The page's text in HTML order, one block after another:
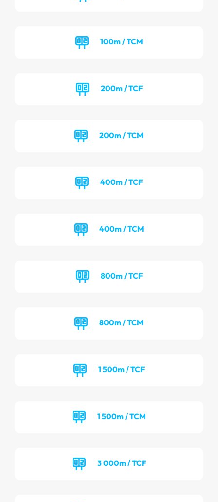
100m / TCM
200m / TCF
200m / TCM
400m / TCF
400m / TCM
800m / TCF
800m / TCM
1 500m / TCF
1 500m / TCM
3 000m / TCF